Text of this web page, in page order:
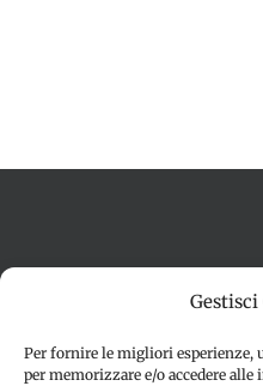
Gestisci
Per fornire le migliori
per memorizzare e/o accedere